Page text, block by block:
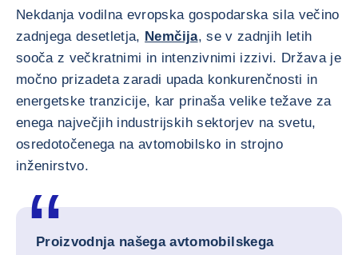
Nekdanja vodilna evropska gospodarska sila večino
zadnjega desetletja, Nemčija, se v zadnjih letih
sooča z večkratnimi in intenzivnimi izzivi. Država je
močno prizadeta zaradi upada konkurenčnosti in
energetske tranzicije, kar prinaša velike težave za
enega največjih industrijskih sektorjev na svetu,
osredotočenega na avtomobilsko in strojno
inženirstvo.
Proizvodnja našega avtomobilskega